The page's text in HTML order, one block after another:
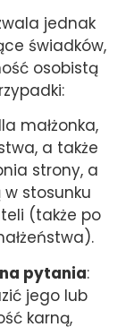
jednak
świadków,
osobistą
małżonka,
a także
strony, a
stosunku
(także po
pytania:
jego lub
karną,